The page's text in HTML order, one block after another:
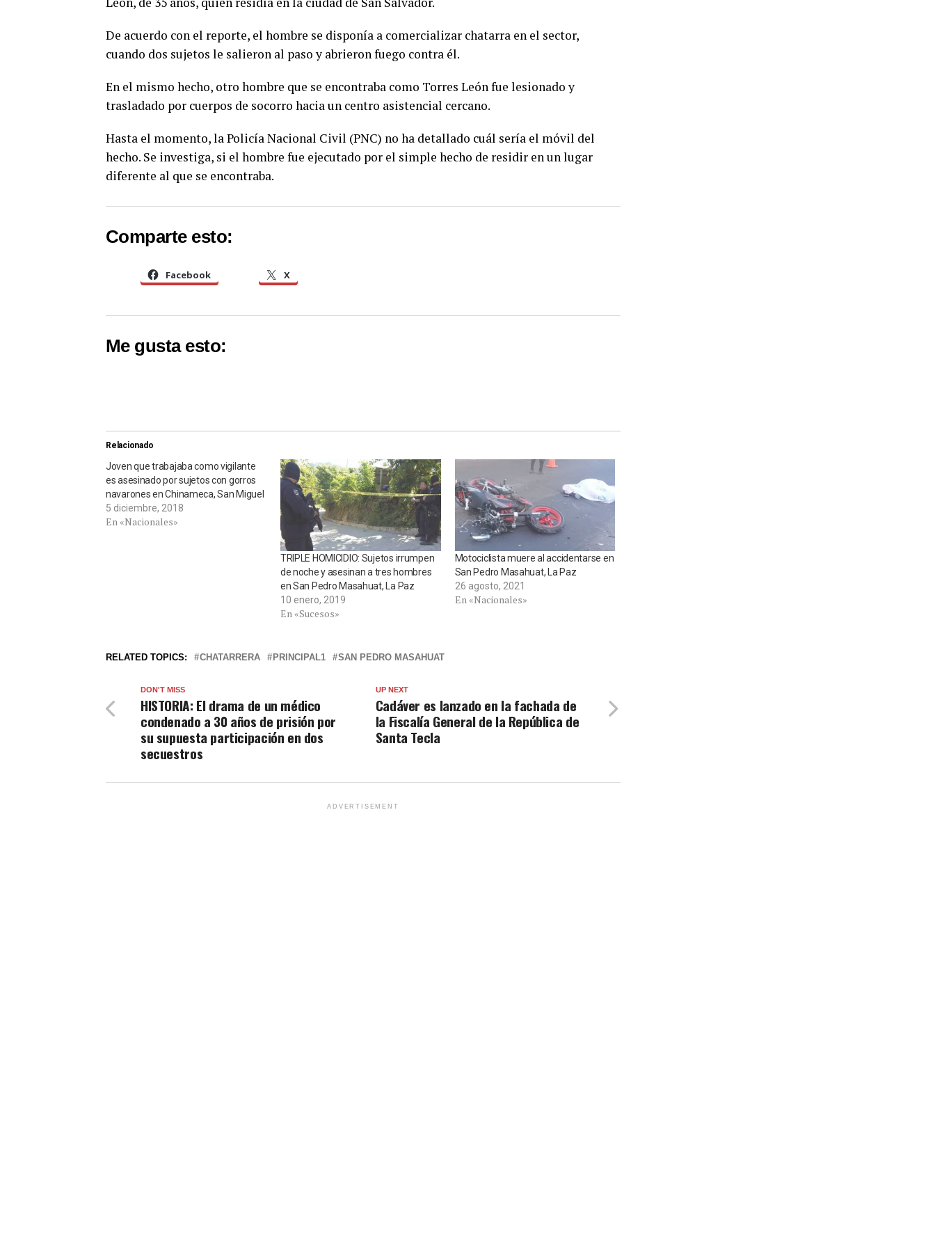
De acuerdo con el reporte, el hombre se disponía a comercializar chatarra en el sector,
cuando dos sujetos le salieron al paso y abrieron fuego contra él.
En el mismo hecho, otro hombre que se encontraba como Torres León fue lesionado y
trasladado por cuerpos de socorro hacia un centro asistencial cercano.
Hasta el momento, la Policía Nacional Civil (PNC) no ha detallado cuál sería el móvil del
hecho. Se investiga, si el hombre fue ejecutado por el simple hecho de residir en un lugar
diferente al que se encontraba.
Comparte esto:
Facebook X
Me gusta esto:
Relacionado
Joven que trabajaba como vigilante
es asesinado por sujetos con gorros
navarones en Chinameca, San Miguel
5 diciembre, 2018
En «Nacionales»
TRIPLE HOMICIDIO: Sujetos irrumpen
de noche y asesinan a tres hombres
en San Pedro Masahuat, La Paz
10 enero, 2019
En «Sucesos»
Motociclista muere al accidentarse en
San Pedro Masahuat, La Paz
26 agosto, 2021
En «Nacionales»
RELATED TOPICS: CHATARRERA PRINCIPAL1 SAN PEDRO MASAHUAT
UP NEXT
Cadáver es lanzado en la fachada de
la Fiscalía General de la República de
Santa Tecla
DON'T MISS
HISTORIA: El drama de un médico
condenado a 30 años de prisión por
su supuesta participación en dos
secuestros
ADVERTISEMENT